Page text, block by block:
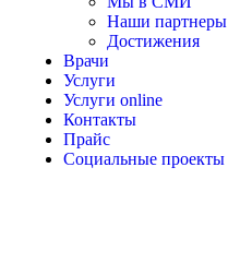
Наши партнеры
Достижения
Врачи
Услуги
Услуги online
Контакты
Прайс
Социальные проекты